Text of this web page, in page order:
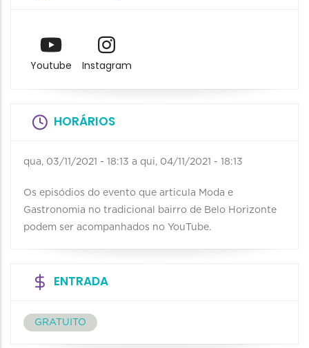
Youtube Instagram
HORÁRIOS
qua, 03/11/2021 - 18:13 a qui, 04/11/2021 - 18:13
Os episódios do evento que articula Moda e
Gastronomia no tradicional bairro de Belo Horizonte
podem ser acompanhados no YouTube.
ENTRADA
GRATUITO